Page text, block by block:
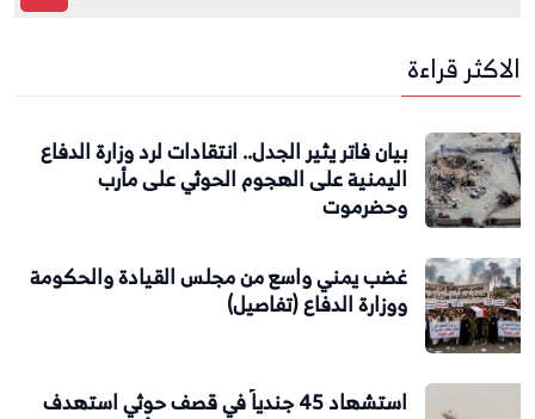
الاكثر قراءة
بيان فاتر يثير الجدل.. انتقادات لرد وزارة الدفاع
اليمنية على الهجوم الحوثي على مأرب
وحضرموت
غضب يمني واسع من مجلس القيادة والحكومة
ووزارة الدفاع (تفاصيل)
استشهاد 45 جندياً في قصف حوثي استهدف